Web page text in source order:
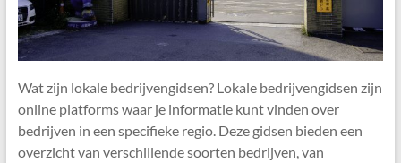
Wat zijn lokale bedrijvengidsen? Lokale bedrijvengidsen zijn
online platforms waar je informatie kunt vinden over
bedrijven in een specifieke regio. Deze gidsen bieden een
overzicht van verschillende soorten bedrijven, van